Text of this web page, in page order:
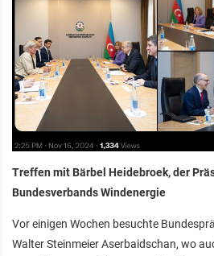
Treffen mit Bärbel Heidebroek, der
Bundesverbands Windenergie
Vor einigen Wochen besuchte
Walter Steinmeier Aserbaidschan, wo